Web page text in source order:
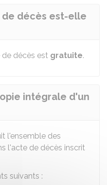
décès est-elle
de décès est gratuite.
intégrale d'un
l'ensemble des
l'acte de décès inscrit
suivants :